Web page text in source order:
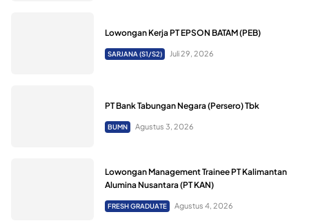
Lowongan Kerja PT EPSON BATAM (PEB)
SARJANA (S1/S2) Juli 29, 2026
PT Bank Tabungan Negara (Persero) Tbk
BUMN Agustus 3, 2026
Lowongan Management Trainee PT Kalimantan
Alumina Nusantara (PT KAN)
FRESH GRADUATE Agustus 4, 2026